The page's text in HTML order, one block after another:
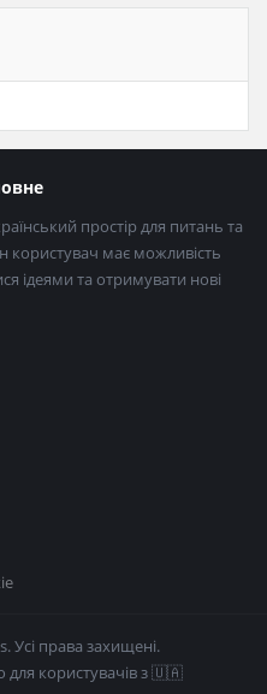
простір для питань та
користувач має можливість
ідеями та отримувати нові
Усі права захищені.
для користувачів з 🇺🇦​